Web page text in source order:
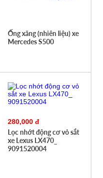
Ống xăng (nhiên liệu) xe
Mercedes S500
280,000 đ
Lọc nhớt động cơ vỏ sắt
xe Lexus LX470_
9091520004